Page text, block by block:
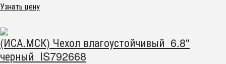
Узнать цену
(ИСА.МСК) Чехол влагоустойчивый 6.8"
черный IS792668